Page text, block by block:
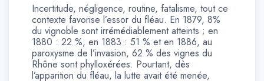
Incertitude, négligence, routine, fatalisme, tout ce
contexte favorise l’essor du fléau. En 1879, 8%
du vignoble sont irrémédiablement atteints ; en
1880 : 22 %, en 1883 : 51 % et en 1886, au
paroxysme de l’invasion, 62 % des vignes du
Rhône sont phylloxérées. Pourtant, dès
l’apparition du fléau, la lutte avait été menée,